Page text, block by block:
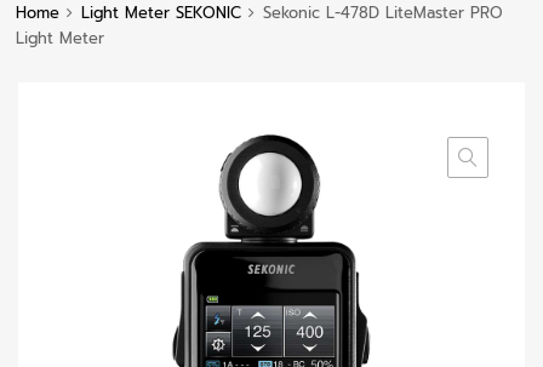
Home Light Meter SEKONIC
Sekonic L-478D LiteMaster PRO
Light Meter